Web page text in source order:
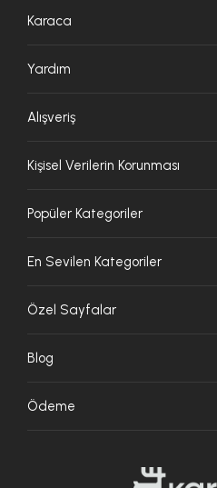
Karaca
Yardım
Alışveriş
Kişisel Verilerin Korunması
Popüler Kategoriler
En Sevilen Kategoriler
Özel Sayfalar
Blog
Ödeme